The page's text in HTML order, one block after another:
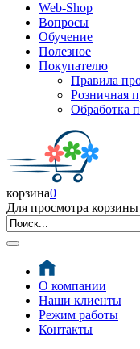
Web-Shop
Вопросы
Обучение
Полезное
Покупателю
Правила
Розничная
Обработка
корзина0
Для просмотра корзины
О компании
Наши клиенты
Режим работы
Контакты